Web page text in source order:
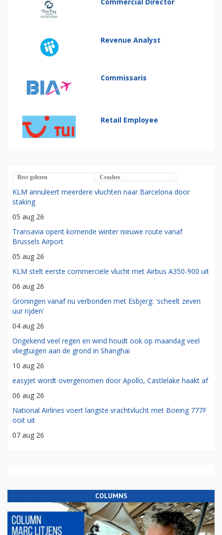
Revenue Analyst
Commissaris
Retail Employee
Best gelezen Crashes
KLM annuleert meerdere vluchten naar Barcelona door
staking
05 aug 26
Transavia opent komende winter nieuwe route vanaf
Brussels Airport
05 aug 26
KLM stelt eerste commerciële vlucht met Airbus A350-900 uit
06 aug 26
Groningen vanaf nu verbonden met Esbjerg: 'scheelt zeven
uur rijden'
04 aug 26
Ongekend veel regen en wind houdt ook op maandag veel
vliegtuigen aan de grond in Shanghai
10 aug 26
easyJet wordt overgenomen door Apollo, Castlelake haakt af
06 aug 26
National Airlines voert langste vrachtvlucht met Boeing 777F
ooit uit
07 aug 26
COLUMNS